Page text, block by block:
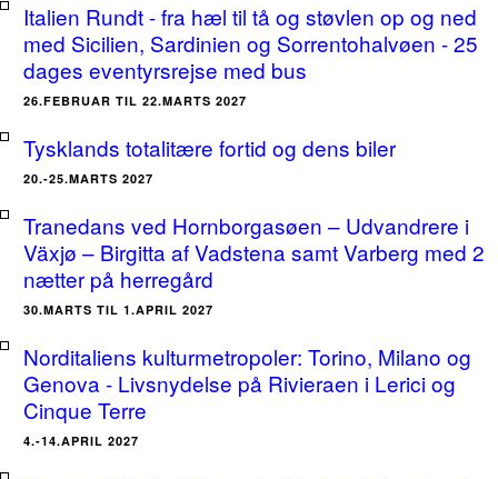
Italien Rundt - fra hæl til tå og støvlen op og ned
med Sicilien, Sardinien og Sorrentohalvøen - 25
dages eventyrsrejse med bus
26.FEBRUAR TIL 22.MARTS 2027
Tysklands totalitære fortid og dens biler
20.-25.MARTS 2027
Tranedans ved Hornborgasøen – Udvandrere i
Växjø – Birgitta af Vadstena samt Varberg med 2
nætter på herregård
30.MARTS TIL 1.APRIL 2027
Norditaliens kulturmetropoler: Torino, Milano og
Genova - Livsnydelse på Rivieraen i Lerici og
Cinque Terre
4.-14.APRIL 2027